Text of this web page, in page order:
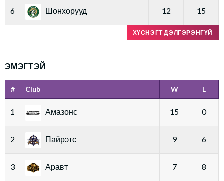
6 Шонхорууд 12 15
ХҮСНЭГТ ДЭЛГЭРЭНГҮЙ
ЭМЭГТЭЙ
# Club W L
1 Амазонс 15 0
2 Пайрэтс 9 6
3 Аравт 7 8